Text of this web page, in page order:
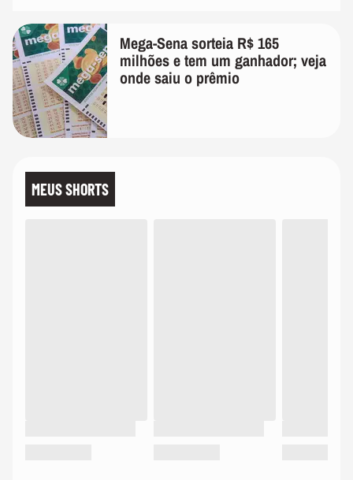
Mega-Sena sorteia R$ 165
milhões e tem um ganhador; veja
onde saiu o prêmio
MEUS SHORTS